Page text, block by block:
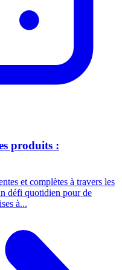
produits :
et complètes à travers les
défi quotidien pour de
à...